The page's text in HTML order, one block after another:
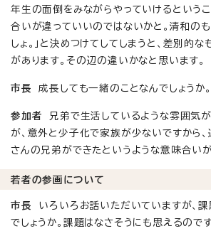
年生の面倒をみながらやっていけるという
合いが違っていいのではないかと。清和の
しょ。」と決めつけてしてしまうと、差別的
があります。その辺の違いかなと思います。
市長 成長しても一緒のことなんでしょうか。
参加者
兄弟で生活しているような雰囲気
が、意外と少子化で家族が少ないですから、
さんの兄弟ができたというような意味合い
若者の参画について
市長
いろいろお話いただいていますが、
でしょうか。課題はなさそうにも思えるので